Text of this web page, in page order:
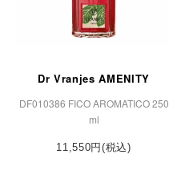
Dr Vranjes AMENITY
DF010386 FICO AROMATICO 250
ml
11,550円(税込)